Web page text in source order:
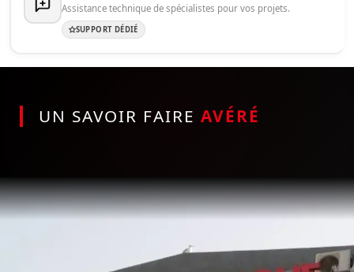
Assistance technique de spécialistes pour vos projets.
SUPPORT DÉDIÉ
UN SAVOIR FAIRE AVÉRÉ